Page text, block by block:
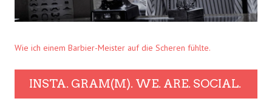
Wie ich einem Barbier-Meister auf die Scheren fühlte.
INSTA. GRAM(M). WE. ARE. SOCIAL.